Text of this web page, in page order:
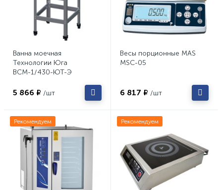
Ванна моечная
Технологии Юга
ВСМ-1/430-ЮТ-Э
5 866 ₽ /шт
Весы порционные MAS
MSC-05
6 817 ₽ /шт
Рекомендуем Рекомендуем